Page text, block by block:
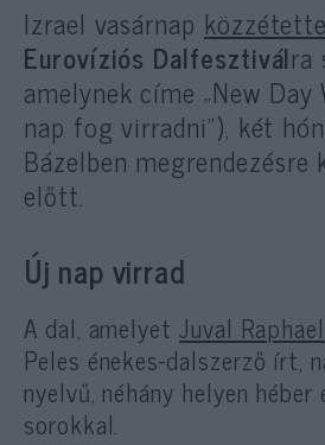
Izrael vasárnap közzétette
Eurovíziós Dalfesztiválra
amelynek címe „New Day
nap fog virradni”), két
Bázelben megrendezésre
előtt.
Új nap virrad
A dal, amelyet Juval Raphael
Peles énekes-dalszerző írt,
nyelvű, néhány helyen héber
sorokkal.